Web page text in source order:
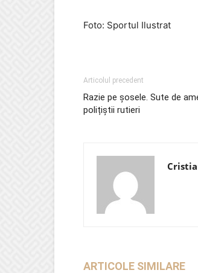
Foto: Sportul Ilustrat
Articolul precedent
Razie pe șosele. Sute de
polițiștii rutieri
ARTICOLE SIMILARE